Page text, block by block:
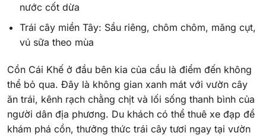
nước cốt dừa
Trái cây miền Tây: Sầu riêng, chôm chôm, măng cụt,
vú sữa theo mùa
Cồn Cái Khế ở đầu bên kia của cầu là điểm đến không
thể bỏ qua. Đây là không gian xanh mát với vườn cây
ăn trái, kênh rạch chằng chịt và lối sống thanh bình của
người dân địa phương. Du khách có thể thuê xe đạp để
khám phá cồn, thưởng thức trái cây tươi ngay tại vườn